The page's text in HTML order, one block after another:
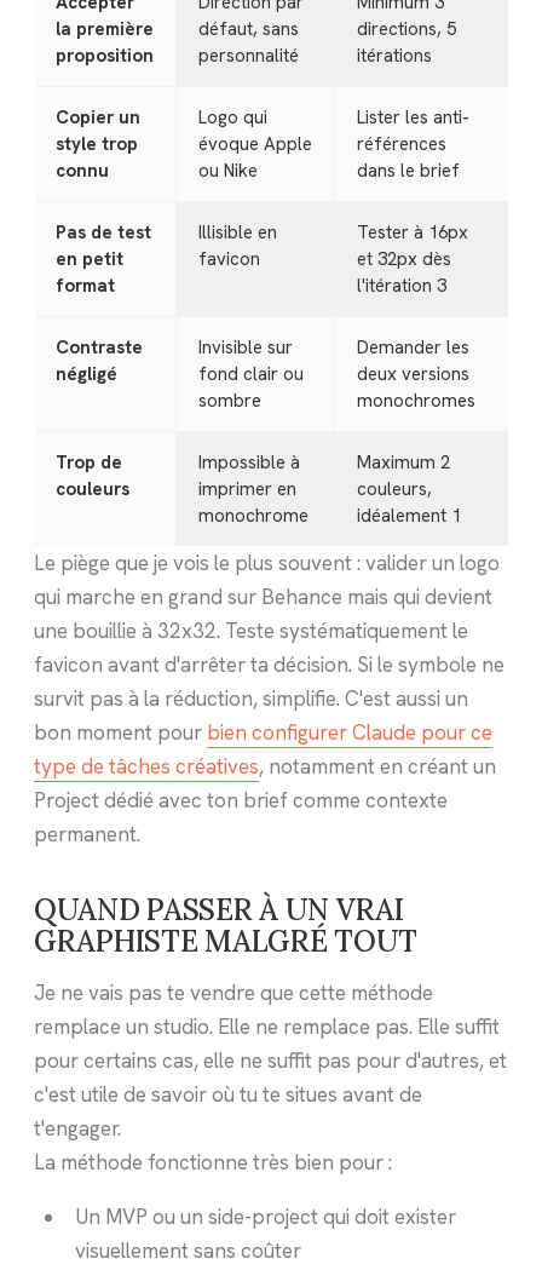
la première
proposition
défaut, sans
personnalité
directions, 5
itérations
Copier un
style trop
connu
Logo qui
évoque Apple
ou Nike
Lister les anti-
références
dans le brief
Pas de test
en petit
format
Illisible en
favicon
Tester à 16px
et 32px dès
l'itération 3
Contraste
négligé
Invisible sur
fond clair ou
sombre
Demander les
deux versions
monochromes
Trop de
couleurs
Impossible à
imprimer en
monochrome
Maximum 2
couleurs,
idéalement 1
Le piège que je vois le plus souvent : valider un logo
qui marche en grand sur Behance mais qui devient
une bouillie à 32x32. Teste systématiquement le
favicon avant d'arrêter ta décision. Si le symbole ne
survit pas à la réduction, simplifie. C'est aussi un
bon moment pour bien configurer Claude pour ce
type de tâches créatives, notamment en créant un
Project dédié avec ton brief comme contexte
permanent.
QUAND PASSER À UN VRAI
GRAPHISTE MALGRÉ TOUT
Je ne vais pas te vendre que cette méthode
remplace un studio. Elle ne remplace pas. Elle suffit
pour certains cas, elle ne suffit pas pour d'autres, et
c'est utile de savoir où tu te situes avant de
t'engager.
La méthode fonctionne très bien pour :
Un MVP ou un side-project qui doit exister
visuellement sans coûter